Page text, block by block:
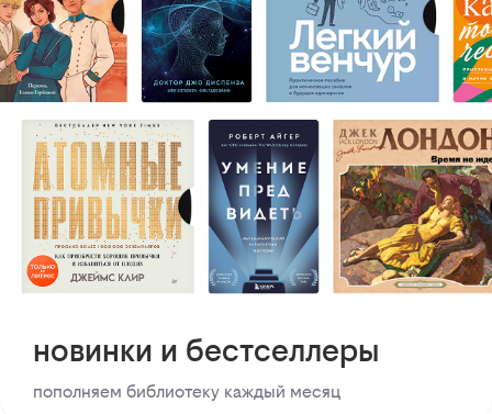
новинки и бестселлеры
пополняем библиотеку каждый месяц